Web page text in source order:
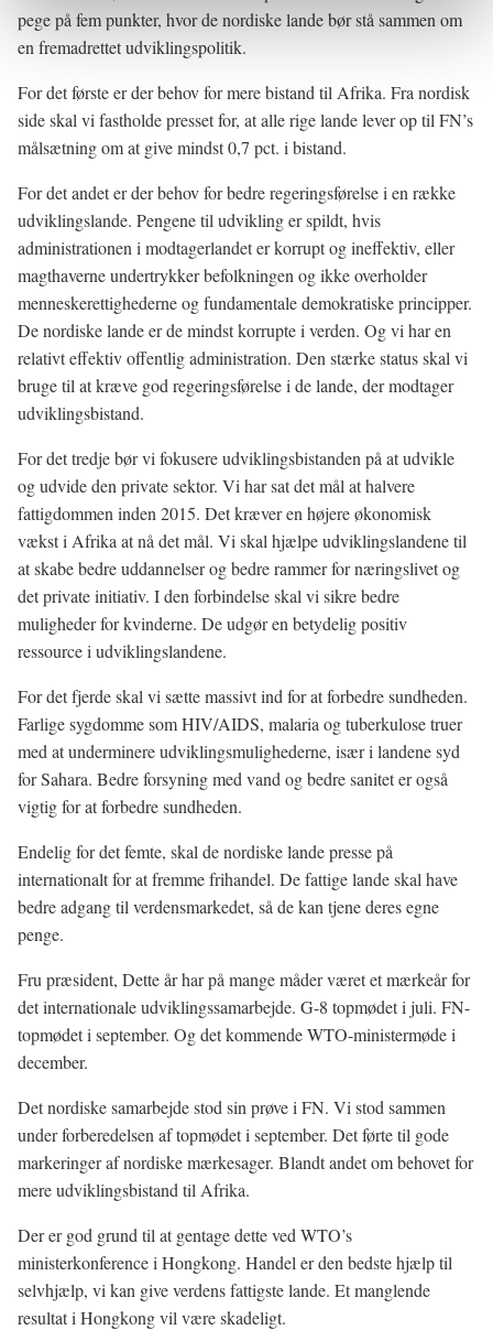
pege på fem punkter, hvor de nordiske lande bør stå sammen om
en fremadrettet udviklingspolitik.
For det første er der behov for mere bistand til Afrika. Fra nordisk
side skal vi fastholde presset for, at alle rige lande lever op til FN’s
målsætning om at give mindst 0,7 pct. i bistand.
For det andet er der behov for bedre regeringsførelse i en række
udviklingslande. Pengene til udvikling er spildt, hvis
administrationen i modtagerlandet er korrupt og ineffektiv, eller
magthaverne undertrykker befolkningen og ikke overholder
menneskerettighederne og fundamentale demokratiske principper.
De nordiske lande er de mindst korrupte i verden. Og vi har en
relativt effektiv offentlig administration. Den stærke status skal vi
bruge til at kræve god regeringsførelse i de lande, der modtager
udviklingsbistand.
For det tredje bør vi fokusere udviklingsbistanden på at udvikle
og udvide den private sektor. Vi har sat det mål at halvere
fattigdommen inden 2015. Det kræver en højere økonomisk
vækst i Afrika at nå det mål. Vi skal hjælpe udviklingslandene til
at skabe bedre uddannelser og bedre rammer for næringslivet og
det private initiativ. I den forbindelse skal vi sikre bedre
muligheder for kvinderne. De udgør en betydelig positiv
ressource i udviklingslandene.
For det fjerde skal vi sætte massivt ind for at forbedre sundheden.
Farlige sygdomme som HIV/AIDS, malaria og tuberkulose truer
med at underminere udviklingsmulighederne, især i landene syd
for Sahara. Bedre forsyning med vand og bedre sanitet er også
vigtig for at forbedre sundheden.
Endelig for det femte, skal de nordiske lande presse på
internationalt for at fremme frihandel. De fattige lande skal have
bedre adgang til verdensmarkedet, så de kan tjene deres egne
penge.
Fru præsident, Dette år har på mange måder været et mærkeår for
det internationale udviklingssamarbejde. G-8 topmødet i juli. FN-
topmødet i september. Og det kommende WTO-ministermøde i
december.
Det nordiske samarbejde stod sin prøve i FN. Vi stod sammen
under forberedelsen af topmødet i september. Det førte til gode
markeringer af nordiske mærkesager. Blandt andet om behovet for
mere udviklingsbistand til Afrika.
Der er god grund til at gentage dette ved WTO’s
ministerkonference i Hongkong. Handel er den bedste hjælp til
selvhjælp, vi kan give verdens fattigste lande. Et manglende
resultat i Hongkong vil være skadeligt.